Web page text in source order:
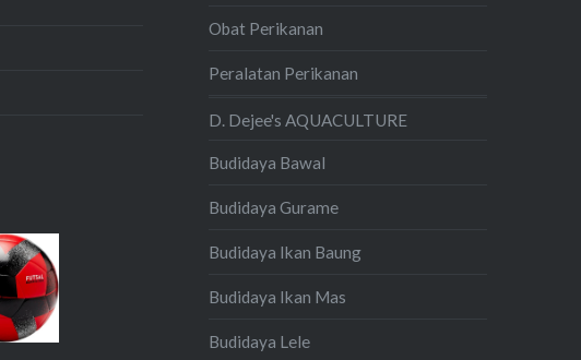
Obat Perikanan
Peralatan Perikanan
D. Dejee's AQUACULTURE
Budidaya Bawal
Budidaya Gurame
Budidaya Ikan Baung
Budidaya Ikan Mas
Budidaya Lele